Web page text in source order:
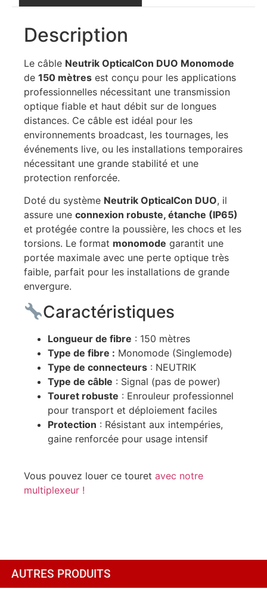
Description
Le câble Neutrik OpticalCon DUO Monomode
de 150 mètres est conçu pour les applications
professionnelles nécessitant une transmission
optique fiable et haut débit sur de longues
distances. Ce câble est idéal pour les
environnements broadcast, les tournages, les
événements live, ou les installations temporaires
nécessitant une grande stabilité et une
protection renforcée.
Doté du système Neutrik OpticalCon DUO, il
assure une connexion robuste, étanche (IP65)
et protégée contre la poussière, les chocs et les
torsions. Le format monomode garantit une
portée maximale avec une perte optique très
faible, parfait pour les installations de grande
envergure.
Caractéristiques
Longueur de fibre : 150 mètres
Type de fibre : Monomode (Singlemode)
Type de connecteurs : NEUTRIK
Type de câble : Signal (pas de power)
Touret robuste : Enrouleur professionnel
pour transport et déploiement faciles
Protection : Résistant aux intempéries,
gaine renforcée pour usage intensif
Vous pouvez louer ce touret avec notre
multiplexeur !
AUTRES PRODUITS